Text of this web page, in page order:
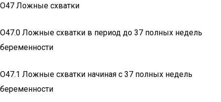
O47 Ложные схватки
O47.0 Ложные схватки в период до 37 полных недель
беременности
O47.1 Ложные схватки начиная с 37 полных недель
беременности